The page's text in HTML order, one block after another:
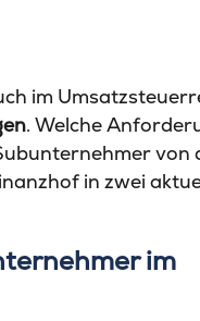
im
. Welche
von
in zwei
im